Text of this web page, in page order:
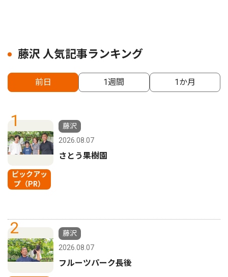
藤沢 人気記事ランキング
前日 1週間 1か月
1
ピックアッ
プ（PR）
藤沢
2026.08.07
さとう果樹園
2
藤沢
2026.08.07
フルーツパーク長後